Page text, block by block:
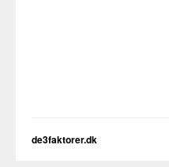
de3faktorer.dk